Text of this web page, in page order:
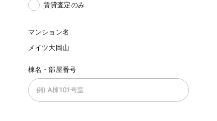
賃貸査定のみ
マンション名
メイツ大岡山
棟名・部屋番号